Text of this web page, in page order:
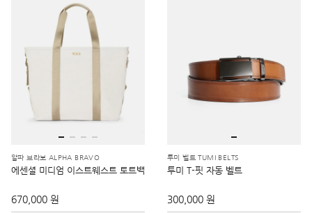
알파 브라보 ALPHA BRAVO
에센셜 미디엄 이스트웨스트 토트백
670,000 원
투미 벨트 TUMI BELTS
투미 T-핏 자동 벨트
300,000 원